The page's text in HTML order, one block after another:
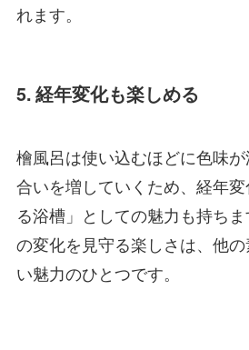
れます。
5. 経年変化も楽しめる
檜風呂は使い込むほどに色味
合いを増していくため、経年
る浴槽」としての魅力も持ち
の変化を見守る楽しさは、他
い魅力のひとつです。